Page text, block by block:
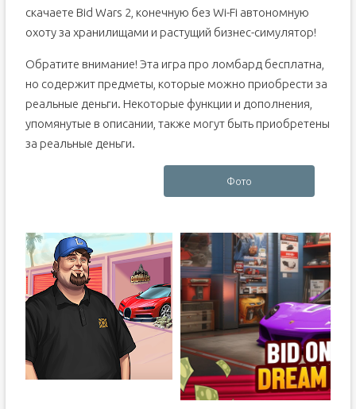
скачаете Bid Wars 2, конечную без Wi-Fi автономную
охоту за хранилищами и растущий бизнес-симулятор!
Обратите внимание! Эта игра про ломбард бесплатна,
но содержит предметы, которые можно приобрести за
реальные деньги. Некоторые функции и дополнения,
упомянутые в описании, также могут быть приобретены
за реальные деньги.
Фото